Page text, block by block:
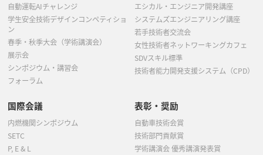
自動運転AIチャレンジ
学生安全技術デザインコンペティショ
ン
春季・秋季大会（学術講演会）
展示会
シンポジウム・講習会
フォーラム
エシカル・エンジニア開発講座
システムズエンジニアリング講座
若手技術者交流会
女性技術者ネットワーキングカフェ
SDVスキル標準
技術者能力開発支援システム（CPD）
国際会議
内燃機関シンポジウム
SETC
P, E & L
表彰・奨励
自動車技術会賞
技術部門貢献賞
学術講演会 優秀講演発表賞